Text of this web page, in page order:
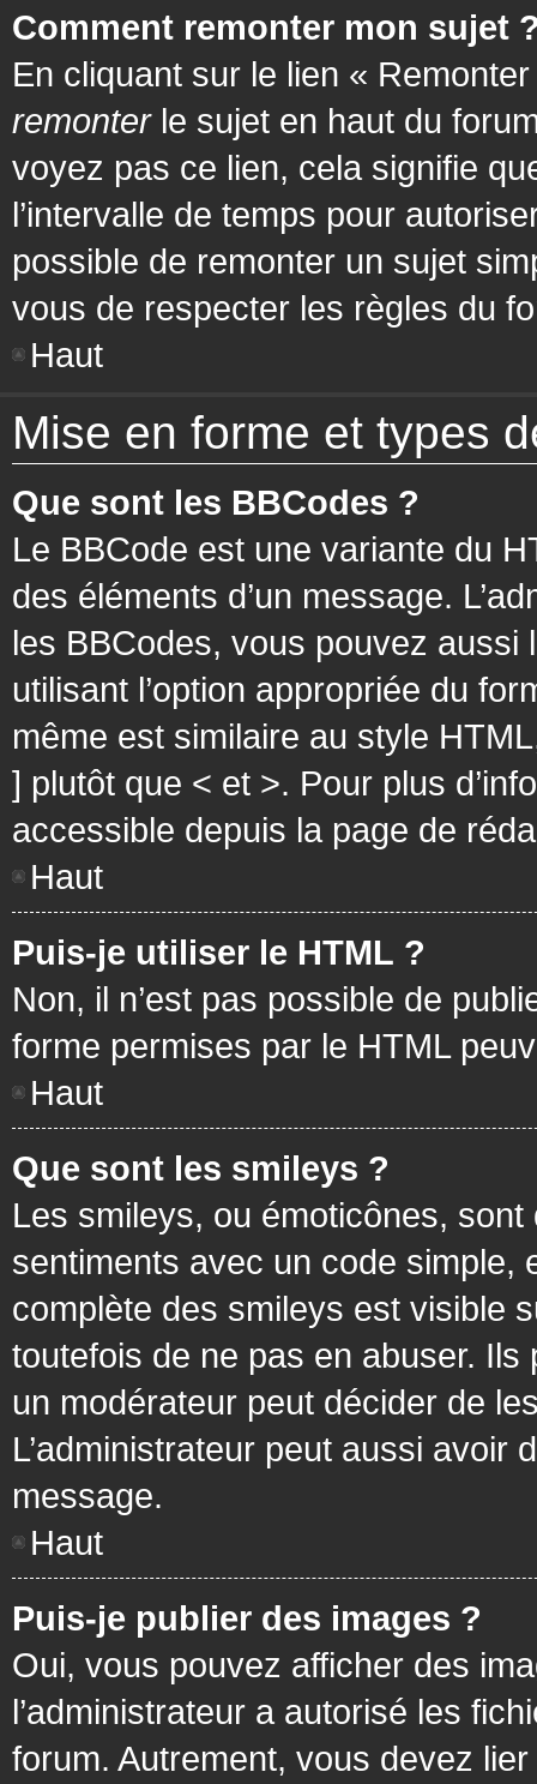
Comment remonter mon sujet
En cliquant sur le lien «
remonterle sujet en haut du
voyez pas ce lien, cela signifie
l’intervalle de temps pour
possible de remonter un sujet
vous de respecter les règles du
Haut
Mise en forme et types
Que sont les BBCodes ?
Le BBCode est une variante du
des éléments d’un message.
les BBCodes, vous pouvez
utilisant l’option appropriée du
même est similaire au style
] plutôt que < et >. Pour plus
accessible depuis la page de
Haut
Puis-je utiliser le HTML ?
Non, il n’est pas possible de
forme permises par le HTML
Haut
Que sont les smileys ?
Les smileys, ou émoticônes,
sentiments avec un code simple,
complète des smileys est visible
toutefois de ne pas en abuser.
un modérateur peut décider de
L’administrateur peut aussi avoir
message.
Haut
Puis-je publier des images ?
Oui, vous pouvez afficher des
l’administrateur a autorisé les
forum. Autrement, vous devez